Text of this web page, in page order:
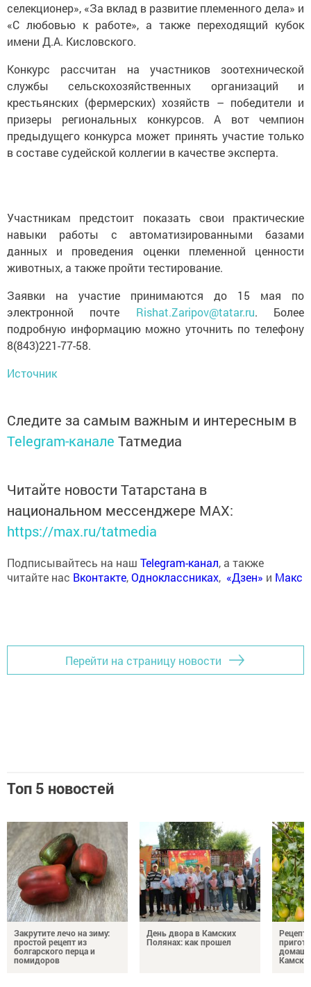
селекционер», «За вклад в развитие племенного дела» и
«С любовью к работе», а также переходящий кубок
имени Д.А. Кисловского.
Конкурс рассчитан на участников зоотехнической
службы сельскохозяйственных организаций и
крестьянских (фермерских) хозяйств – победители и
призеры региональных конкурсов. А вот чемпион
предыдущего конкурса может принять участие только
в составе судейской коллегии в качестве эксперта.
Участникам предстоит показать свои практические
навыки работы с автоматизированными базами
данных и проведения оценки племенной ценности
животных, а также пройти тестирование.
Заявки на участие принимаются до 15 мая по
электронной почте Rishat.Zaripov@tatar.ru. Более
подробную информацию можно уточнить по телефону
8(843)221-77-58.
Источник
Следите за самым важным и интересным в
Telegram-канале Татмедиа
Читайте новости Татарстана в
национальном мессенджере MАХ:
https://max.ru/tatmedia
Подписывайтесь на наш Telegram-канал, а также
читайте нас Вконтакте,Одноклассниках, «Дзен» и Макс
Перейти на страницу новости
Топ 5 новостей
Закрутите лечо на зиму:
простой рецепт из
болгарского перца и
помидоров
День двора в Камских
Полянах: как прошел